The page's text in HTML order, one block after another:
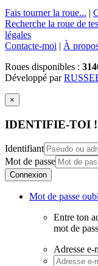
Fais tourner la roue... |
Recherche la roue de
légales
Contacte-moi | À
Roues disponibles :
Développé par
×
IDENTIFIE-TOI !
Identifiant
Mot de passe
Connexion
Mot de passe
Entre ton
mot de
Adresse e-